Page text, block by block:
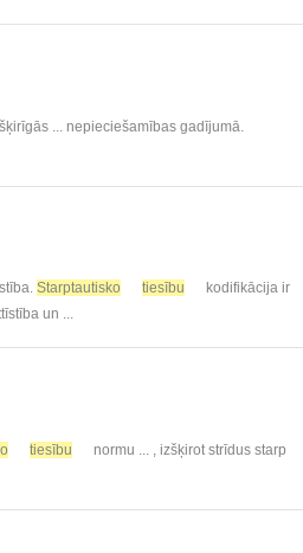
... nepieciešamības gadījumā.
Starptautisko tiesību
kodifikācija ir
un ...
tiesību
normu ... , izšķirot strīdus starp